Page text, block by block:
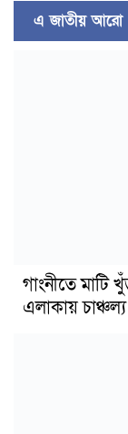
এ জাতীয় আরো
গাংনীতে মাটি
এলাকায় চাঞ্চল্য